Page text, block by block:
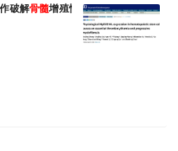
破解骨髓增殖性肿瘤关键谜题